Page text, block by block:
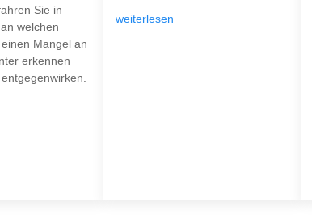
Sie in
welchen
Mangel an
erkennen
weiterlesen